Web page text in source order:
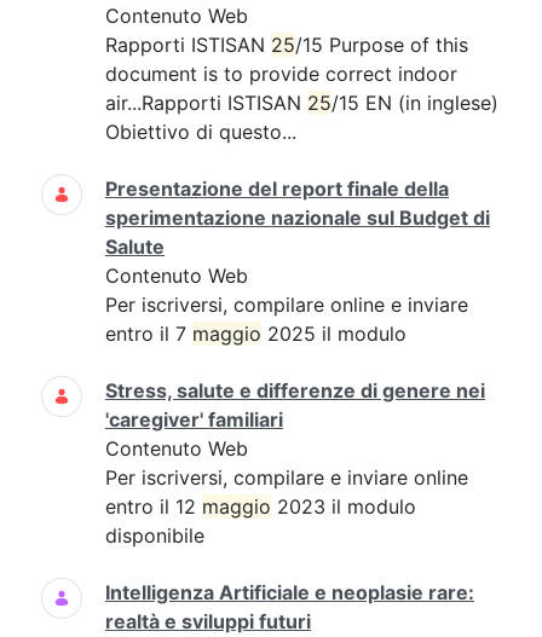
Contenuto Web
Rapporti ISTISAN 25/15 Purpose of this
document is to provide correct indoor
air...Rapporti ISTISAN 25/15 EN (in inglese)
Obiettivo di questo...
Presentazione del report finale della
sperimentazione nazionale sul Budget di
Salute
Contenuto Web
Per iscriversi, compilare online e inviare
entro il 7 maggio 2025 il modulo
Stress, salute e differenze di genere nei
'caregiver' familiari
Contenuto Web
Per iscriversi, compilare e inviare online
entro il 12 maggio 2023 il modulo
disponibile
Intelligenza Artificiale e neoplasie rare:
realtà e sviluppi futuri